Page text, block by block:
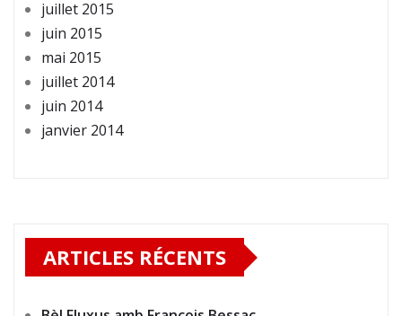
juillet 2015
juin 2015
mai 2015
juillet 2014
juin 2014
janvier 2014
ARTICLES RÉCENTS